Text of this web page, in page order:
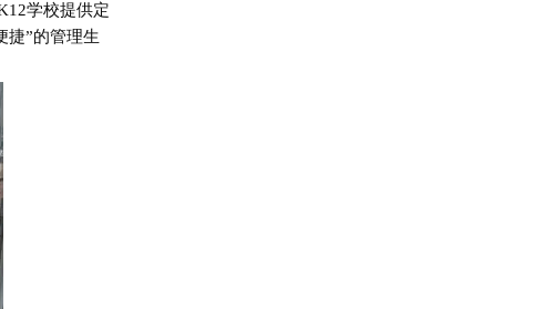
学校提供定
捷”的管理生